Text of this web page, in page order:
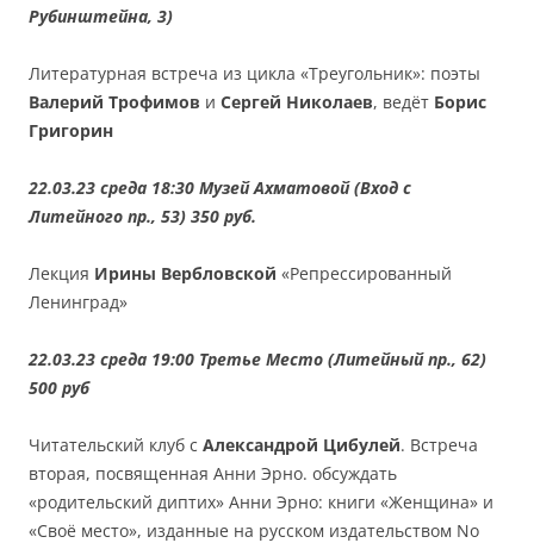
Рубинштейна, 3)
Литературная встреча из цикла «Треугольник»: поэты
Валерий Трофимов и Сергей Николаев, ведёт Борис
Григорин
22.03.23 среда 18:30 Музей Ахматовой (Вход с
Литейного пр., 53) 350 руб.
Лекция Ирины Вербловской «Репрессированный
Ленинград»
22.03.23 среда 19:00 Третье Место (Литейный пр., 62)
500 руб
Читательский клуб с Александрой Цибулей. Встреча
вторая, посвященная Анни Эрно. обсуждать
«родительский диптих» Анни Эрно: книги «Женщина» и
«Своё место», изданные на русском издательством No